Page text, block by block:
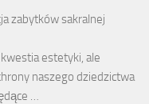
zabytków sakralnej
estetyki, ale
naszego dziedzictwa
…